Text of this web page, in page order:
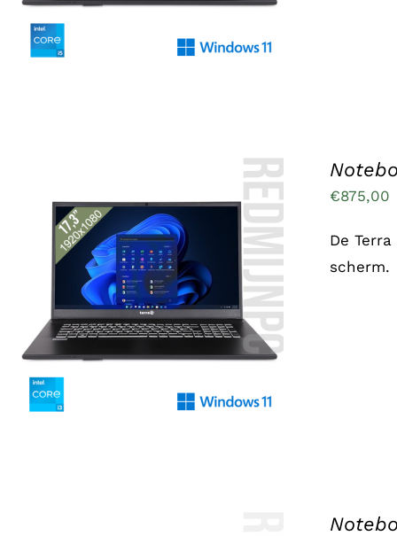
VARIATIES.
OPTIE
KAN
TOEVOEGEN AAN WINKELWAGEN
/
DETAILS
€875,00
De
scherm.